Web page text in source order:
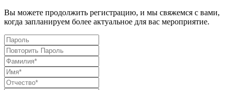
Вы можете продолжить регистрацию, и мы свяжемся с вами,
когда запланируем более актуальное для вас мероприятие.